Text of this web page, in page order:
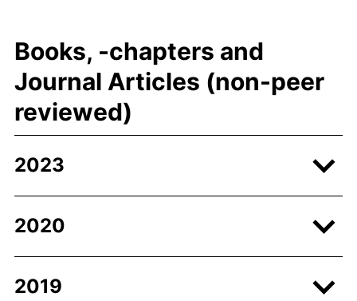
Books, -chapters and
Journal Articles (non-peer
reviewed)
2023
2020
2019